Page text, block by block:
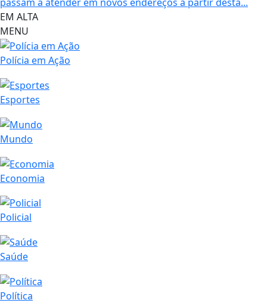
EM ALTA
MENU
Polícia em Ação
Esportes
Mundo
Economia
Policial
Saúde
Política